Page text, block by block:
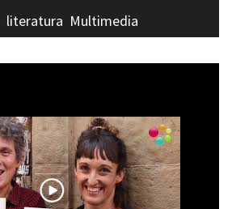
literatura Multimedia